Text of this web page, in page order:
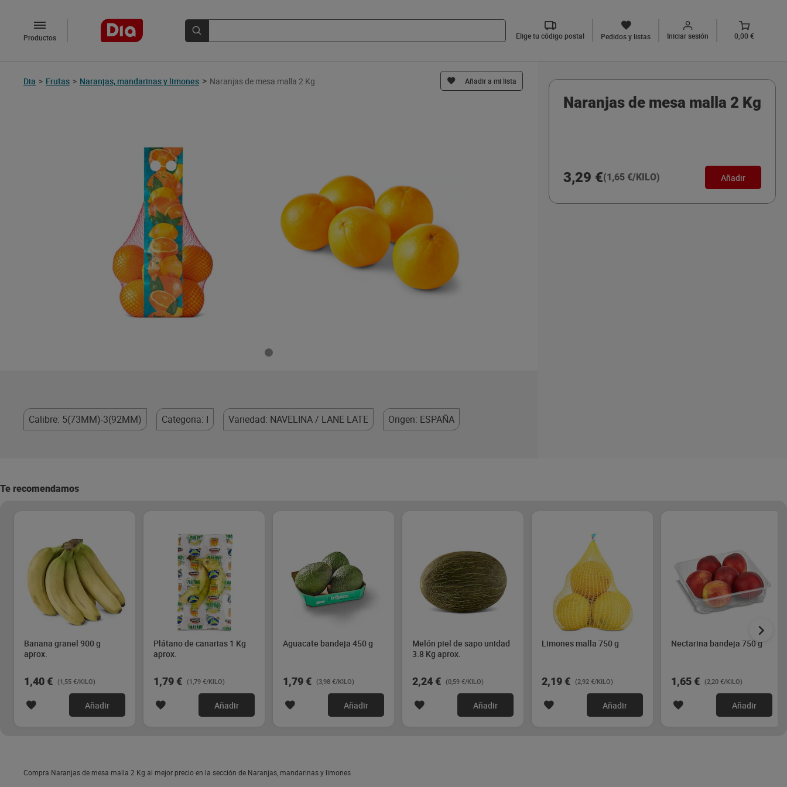
Productos Elige tu código postal Pedidos y listas Iniciar sesión 0,00 €
Dia > Frutas > Naranjas, mandarinas y limones > Naranjas de mesa malla 2 Kg Añadir a mi lista
Calibre: 5(73MM)-3(92MM) Categoria: I Variedad: NAVELINA / LANE LATE Origen: ESPAÑA
Naranjas de mesa malla 2 Kg
3,29 €(1,65 €/KILO) Añadir
Te recomendamos
Banana granel 900 g
aprox.
1,40 € (1,55 €/KILO)
Añadir
Plátano de canarias 1 Kg
aprox.
1,79 € (1,79 €/KILO)
Añadir
Aguacate bandeja 450 g
1,79 € (3,98 €/KILO)
Añadir
Melón piel de sapo unidad
3.8 Kg aprox.
2,24 € (0,59 €/KILO)
Añadir
Limones malla 750 g
2,19 € (2,92 €/KILO)
Añadir
Nectarina bandeja 750 g
1,65 € (2,20 €/KILO)
Añadir
Compra Naranjas de mesa malla 2 Kg al mejor precio en la sección de Naranjas, mandarinas y limones